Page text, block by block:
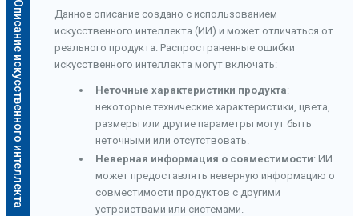
Описание искусственного интеллекта
Данное описание создано с использованием
искусственного интеллекта (ИИ) и может отличаться от
реального продукта. Распространенные ошибки
искусственного интеллекта могут включать:
Неточные характеристики продукта:
некоторые технические характеристики, цвета,
размеры или другие параметры могут быть
неточными или отсутствовать.
Неверная информация о совместимости: ИИ
может предоставлять неверную информацию о
совместимости продуктов с другими
устройствами или системами.